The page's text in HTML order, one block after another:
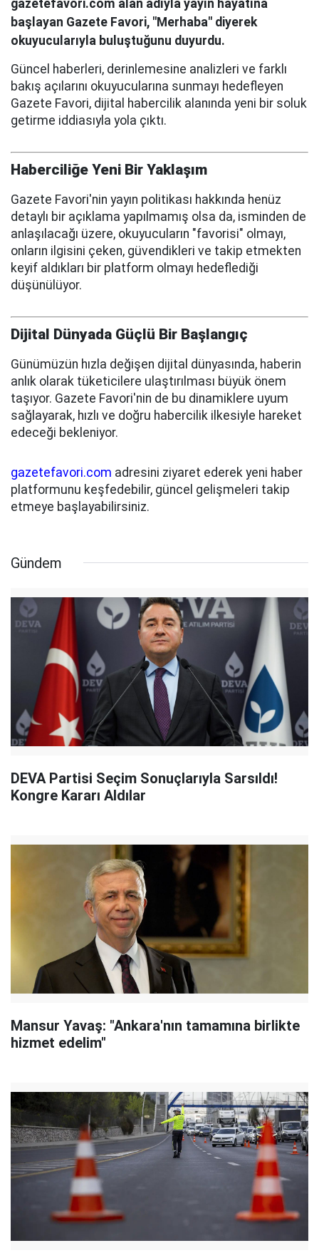
gazetefavori.com alan adıyla yayın hayatına
başlayan Gazete Favori, "Merhaba" diyerek
okuyucularıyla buluştuğunu duyurdu.
Güncel haberleri, derinlemesine analizleri ve farklı
bakış açılarını okuyucularına sunmayı hedefleyen
Gazete Favori, dijital habercilik alanında yeni bir soluk
getirme iddiasıyla yola çıktı.
Haberciliğe Yeni Bir Yaklaşım
Gazete Favori'nin yayın politikası hakkında henüz
detaylı bir açıklama yapılmamış olsa da, isminden de
anlaşılacağı üzere, okuyucuların "favorisi" olmayı,
onların ilgisini çeken, güvendikleri ve takip etmekten
keyif aldıkları bir platform olmayı hedeflediği
düşünülüyor.
Dijital Dünyada Güçlü Bir Başlangıç
Günümüzün hızla değişen dijital dünyasında, haberin
anlık olarak tüketicilere ulaştırılması büyük önem
taşıyor. Gazete Favori'nin de bu dinamiklere uyum
sağlayarak, hızlı ve doğru habercilik ilkesiyle hareket
edeceği bekleniyor.
gazetefavori.com adresini ziyaret ederek yeni haber
platformunu keşfedebilir, güncel gelişmeleri takip
etmeye başlayabilirsiniz.
Gündem
DEVA Partisi Seçim Sonuçlarıyla Sarsıldı!
Kongre Kararı Aldılar
Mansur Yavaş: "Ankara'nın tamamına birlikte
hizmet edelim"